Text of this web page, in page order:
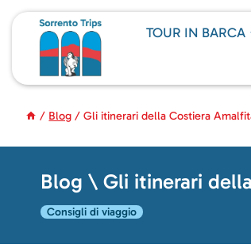
Salta
contenuto
TOUR IN BARCA
/ Blog / Gli itinerari della Costiera
Blog \ Gli itinerari
Consigli di viaggio